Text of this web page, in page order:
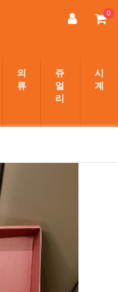
0
의
류
쥬
얼
리
시
계